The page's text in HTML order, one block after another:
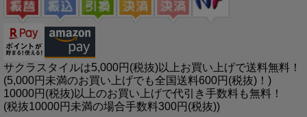
サクラスタイルは5,000円(税抜)以上お買い上げで送料無料！
(5,000円未満のお買い上げでも全国送料600円(税抜)！)
10000円(税抜)以上のお買い上げで代引き手数料も無料！
(税抜10000円未満の場合手数料300円(税抜))